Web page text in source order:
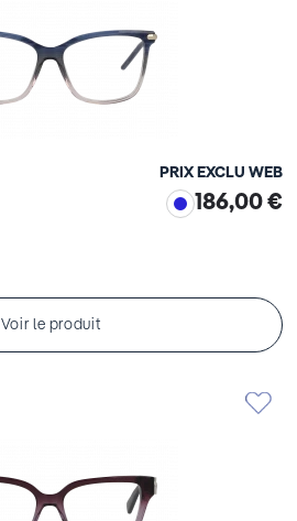
PRIX EXCLU WEB
186,00 €
Voir le produit